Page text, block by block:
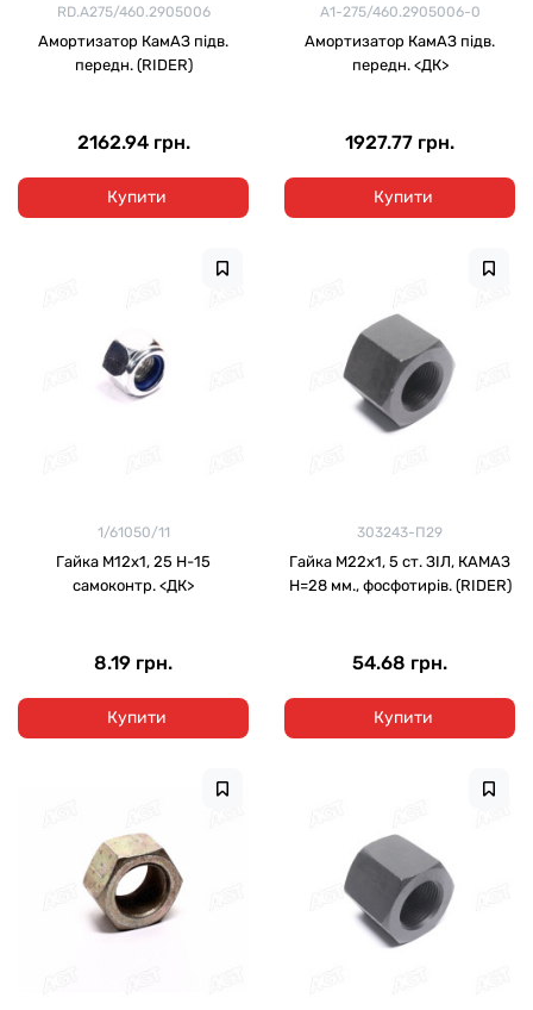
RD.A275/460.2905006
Амортизатор КамАЗ підв.
передн. (RIDER)
2162.94 грн.
Купити
А1-275/460.2905006-0
Амортизатор КамАЗ підв.
передн. <ДК>
1927.77 грн.
Купити
1/61050/11
Гайка М12х1, 25 Н-15
самоконтр. <ДК>
8.19 грн.
Купити
303243-П29
Гайка М22х1, 5 ст. ЗІЛ, КАМАЗ
H=28 мм., фосфотирів. (RIDER)
54.68 грн.
Купити